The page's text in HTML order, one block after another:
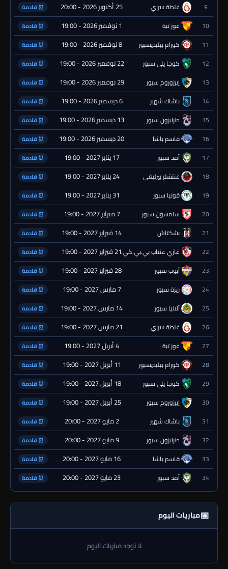
9 غلطة سراي 25 أكتوبر 2026 - 20:00 ⏰ قادمة
10 غوز تبة 1 نوفمبر 2026 - 19:00 ⏰ قادمة
11 كورام بيليديسبور 8 نوفمبر 2026 - 19:00 ⏰ قادمة
12 كوجا يلي سبور 22 نوفمبر 2026 - 19:00 ⏰ قادمة
13 إيرزوروم سبور 29 نوفمبر 2026 - 19:00 ⏰ قادمة
14 باشاك شهير 6 ديسمبر 2026 - 19:00 ⏰ قادمة
15 طرابزون سبور 13 ديسمبر 2026 - 19:00 ⏰ قادمة
16 قاسم باشا 20 ديسمبر 2026 - 19:00 ⏰ قادمة
17 آمد سبور 17 يناير 2027 - 19:00 ⏰ قادمة
18 غنتشلر بيرليغي 24 يناير 2027 - 19:00 ⏰ قادمة
19 قونيا سبور 31 يناير 2027 - 19:00 ⏰ قادمة
20 سامسون سبور 7 فبراير 2027 - 19:00 ⏰ قادمة
21 بشكتاش 14 فبراير 2027 - 19:00 ⏰ قادمة
22 غازي عنتاب بي.بي.كي.21 فبراير 2027 - 19:00 ⏰ قادمة
23 أيوب سبور 28 فبراير 2027 - 19:00 ⏰ قادمة
24 ريزة سبور 7 مارس 2027 - 19:00 ⏰ قادمة
25 ألانيا سبور 14 مارس 2027 - 19:00 ⏰ قادمة
26 غلطة سراي 21 مارس 2027 - 19:00 ⏰ قادمة
27 غوز تبة 4 أبريل 2027 - 19:00 ⏰ قادمة
28 كورام بيليديسبور 11 أبريل 2027 - 19:00 ⏰ قادمة
29 كوجا يلي سبور 18 أبريل 2027 - 19:00 ⏰ قادمة
30 إيرزوروم سبور 25 أبريل 2027 - 19:00 ⏰ قادمة
31 باشاك شهير 2 مايو 2027 - 20:00 ⏰ قادمة
32 طرابزون سبور 9 مايو 2027 - 20:00 ⏰ قادمة
33 قاسم باشا 16 مايو 2027 - 20:00 ⏰ قادمة
34 آمد سبور 23 مايو 2027 - 20:00 ⏰ قادمة
📅مباريات اليوم
لا توجد مباريات اليوم